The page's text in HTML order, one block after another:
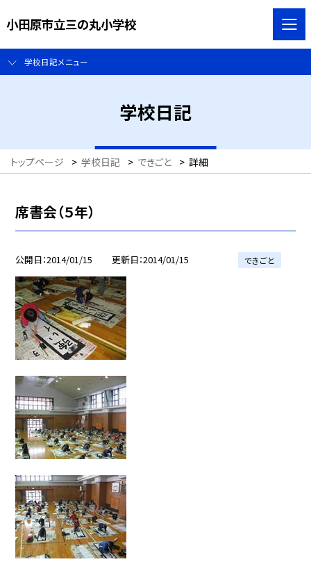
小田原市立三の丸小学校
学校日記メニュー
学校日記
トップページ > 学校日記 > できごと > 詳細
席書会（５年）
公開日 2014/01/15 更新日 2014/01/15 できごと